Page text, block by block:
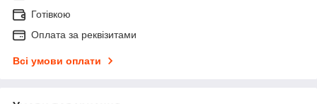
Готівкою
Оплата за реквізитами
Всі умови оплати